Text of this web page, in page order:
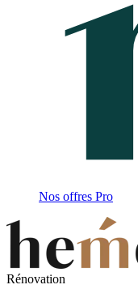
Nos offres Pro
Rénovation